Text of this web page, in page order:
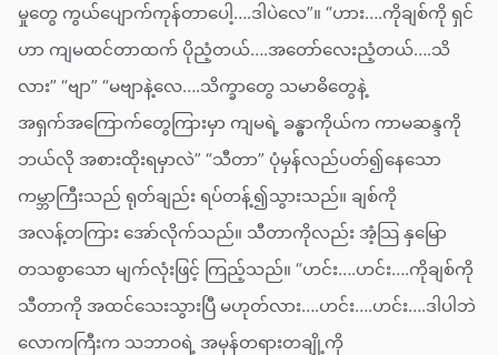
မှုတွေ ကွယ်ပျောက်ကုန်တာပေါ့….ဒါပဲလေ”။ “ဟား….ကိုချစ်ကို ရှင်
ဟာ ကျမထင်တာထက် ပိုညံ့တယ်….အတော်လေးညံ့တယ်….သိ
လား” “ဗျာ” “မဗျာနဲ့လေ….သိက္ခာတွေ သမာဓိတွေနဲ့
အရှက်အကြောက်တွေကြားမှာ ကျမရဲ့ ခန္ဓာကိုယ်က ကာမဆန္ဒကို
ဘယ်လို အစားထိုးရမှာလဲ” “သီတာ” ပုံမှန်လည်ပတ်၍နေသော
ကမ္ဘာကြီးသည် ရုတ်ချည်း ရပ်တန့်၍သွားသည်။ ချစ်ကို
အလန့်တကြား အော်လိုက်သည်။ သီတာကိုလည်း အံ့သြ နှမြော
တသစွာသော မျက်လုံးဖြင့် ကြည့်သည်။ “ဟင်း….ဟင်း….ကိုချစ်ကို
သီတာကို အထင်သေးသွားပြီ မဟုတ်လား….ဟင်း….ဟင်း….ဒါပါဘဲ
လောကကြီးက သဘာဝရဲ့ အမှန်တရားတချို့ကို